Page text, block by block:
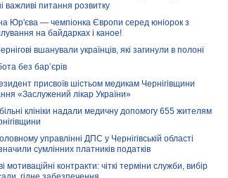
проєкт "Молодіжна бізнес-
на розвиток
у Чернігівській області
видання Forbes
про чернігівця Патрона: хто і
ньому заробляє? І куди
важливі питання розвитку
Юр'єва — чемпіонка Європи серед юніорок з
на байдарках і каное!
вшанували українців, які загинули в полоні
без бар’єрів
присвоїв шістьом медикам Чернігівщини
«Заслужений лікар України»
клініки надали медичну допомогу 655 жителям
управлінні ДПС у Чернігівській області
сумлінних платників податків
мотиваційні контракти: чіткі терміни служби, вибір